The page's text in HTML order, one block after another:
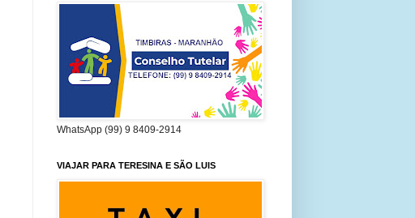
WhatsApp (99) 9 8409-2914
VIAJAR PARA TERESINA E SÃO LUIS